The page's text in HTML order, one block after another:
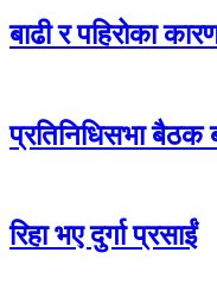
बाढी र पहिरोका
प्रतिनिधिसभा बैठक
रिहा भए दुर्गा प्रसाईं